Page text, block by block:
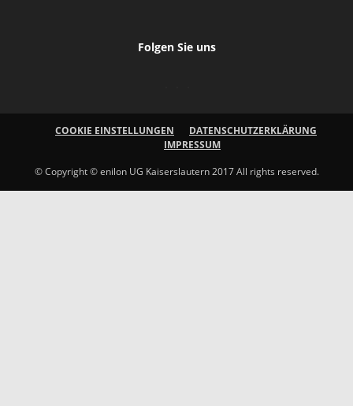
Folgen Sie uns
COOKIE EINSTELLUNGEN
DATENSCHUTZERKLÄRUNG
IMPRESSUM
© Copyright © enilon UG Kaiserslautern 2017 All rights reserved.